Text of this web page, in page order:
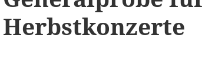
Herbstkonzerte